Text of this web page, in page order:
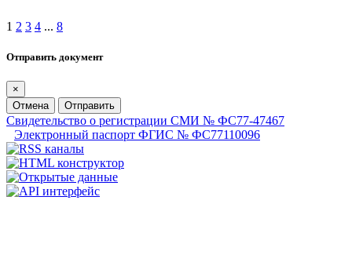
1 2 3 4 ... 8
Отправить документ
×
Отмена
Отправить
Свидетельство о регистрации СМИ № ФС77-47467
Электронный паспорт ФГИС № ФС77110096